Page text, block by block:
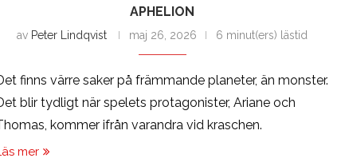
APHELION
av Peter Lindqvist maj 26, 2026 6 minut(ers) lästid
finns värre saker på främmande planeter, än monster.
blir tydligt när spelets protagonister, Ariane och
kommer ifrån varandra vid kraschen.
mer